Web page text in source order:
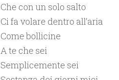
Che con un solo salto
Ci fa volare dentro all’aria
Come bollicine
A te che sei
Semplicemente sei